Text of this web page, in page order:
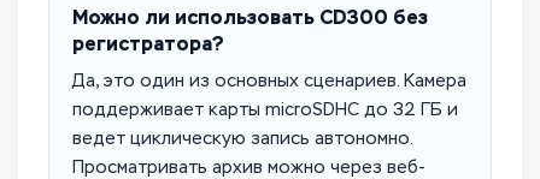
Можно ли использовать CD300 без
регистратора?
Да, это один из основных сценариев. Камера
поддерживает карты microSDHC до 32 ГБ и
ведет циклическую запись автономно.
Просматривать архив можно через веб-